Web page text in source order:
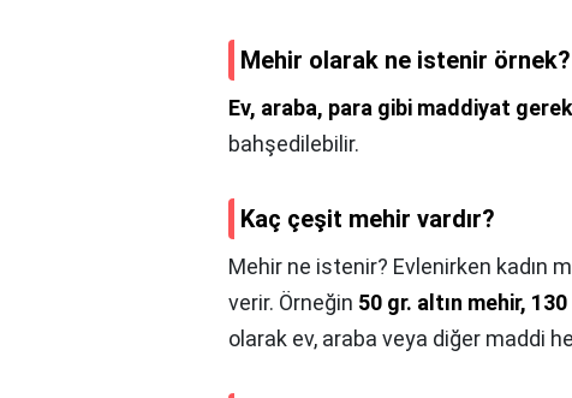
Mehir olarak ne istenir örnek?
Ev, araba, para gibi maddiyat
bahşedilebilir.
Kaç çeşit mehir vardır?
Mehir ne istenir? Evlenirken kadın
verir. Örneğin 50 gr. altın mehir,
olarak ev, araba veya diğer maddi